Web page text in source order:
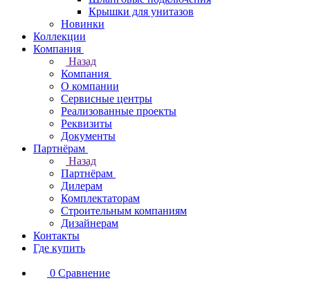
Крышки для унитазов
Новинки
Коллекции
Компания
Назад
Компания
О компании
Сервисные центры
Реализованные проекты
Реквизиты
Документы
Партнёрам
Назад
Партнёрам
Дилерам
Комплектаторам
Строительным компаниям
Дизайнерам
Контакты
Где купить
0 Сравнение